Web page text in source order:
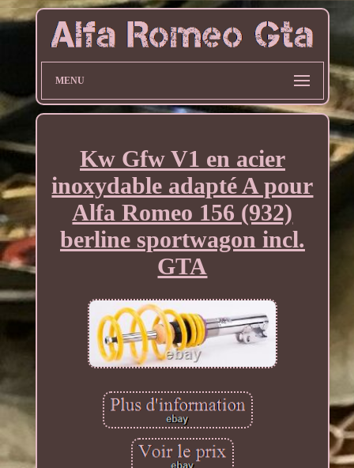
MENU
Kw Gfw V1 en acier
inoxydable adapté A pour
Alfa Romeo 156 (932)
berline sportwagon incl.
GTA